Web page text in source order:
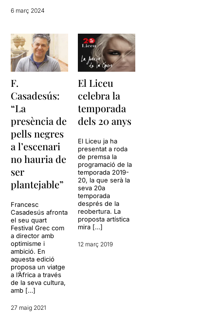
6 març 2024
F.
Casadesús:
“La
presència de
pells negres
a l’escenari
no hauria de
ser
plantejable”
Francesc
Casadesús afronta
el seu quart
Festival Grec com
a director amb
optimisme i
ambició. En
aquesta edició
proposa un viatge
a l’Àfrica a través
de la seva cultura,
amb […]
27 maig 2021
El Liceu
celebra la
temporada
dels 20 anys
El Liceu ja ha
presentat a roda
de premsa la
programació de la
temporada 2019-
20, la que serà la
seva 20a
temporada
després de la
reobertura. La
proposta artística
mira […]
12 març 2019